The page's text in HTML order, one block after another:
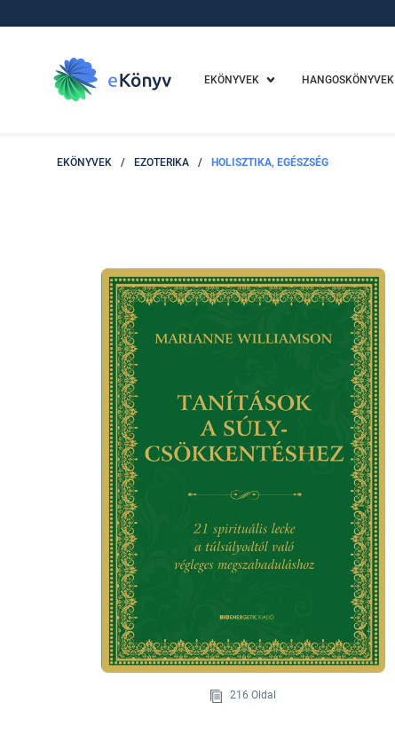
EKÖNYVEK HANGOSKÖNYVEK
EKÖNYVEK / EZOTERIKA / HOLISZTIKA, EGÉSZSÉG
216 Oldal